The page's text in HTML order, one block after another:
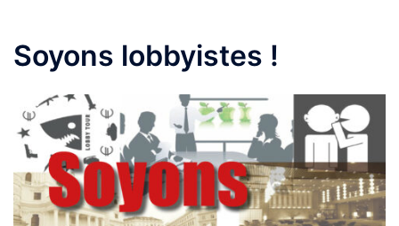
Soyons lobbyistes !